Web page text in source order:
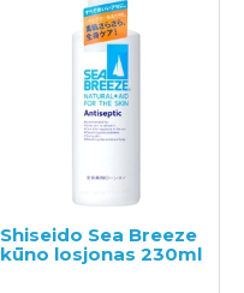
Shiseido Sea Breeze
kūno losjonas 230ml